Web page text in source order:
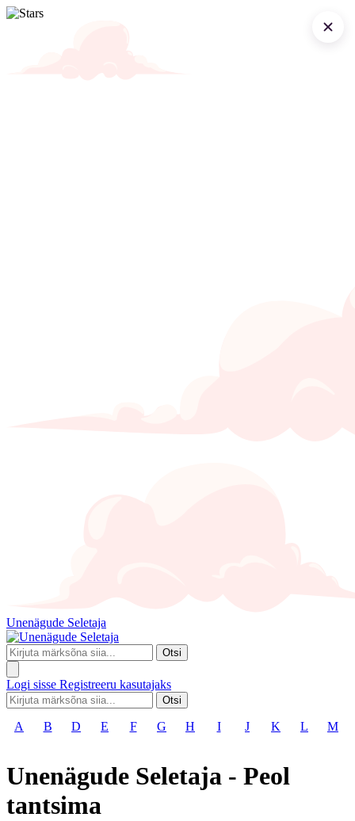
Unenägude Seletaja
Otsi
Logi sisse Registreeru kasutajaks
Otsi
A B D E F G H I J K L M
Unenägude Seletaja - Peol
tantsima